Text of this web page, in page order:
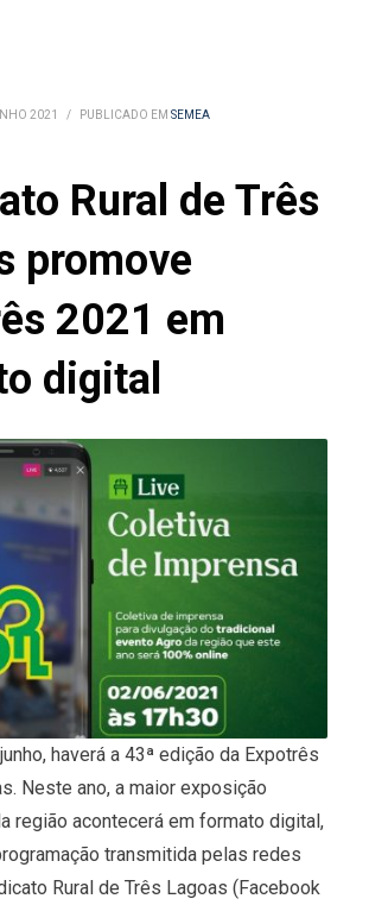
2021 / PUBLICADO EM SEMEA
Rural de Três
promove
2021 em
digital
haverá a 43ª edição da Expotrês
Neste ano, a maior exposição
região acontecerá em formato digital,
transmitida pelas redes
Rural de Três Lagoas (Facebook